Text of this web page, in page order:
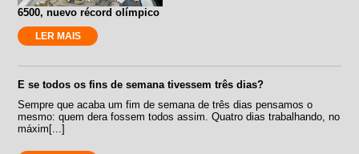
6500, nuevo récord olímpico
LER MAIS
E se todos os fins de semana tivessem três dias?
Sempre que acaba um fim de semana de três dias pensamos o
mesmo: quem dera fossem todos assim. Quatro dias trabalhando, no
máxim[...]